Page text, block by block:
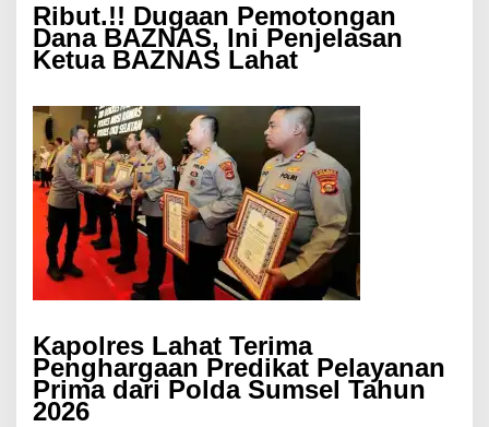
Ribut.!! Dugaan Pemotongan
Dana BAZNAS, Ini Penjelasan
Ketua BAZNAS Lahat
Kapolres Lahat Terima
Penghargaan Predikat Pelayanan
Prima dari Polda Sumsel Tahun
2026